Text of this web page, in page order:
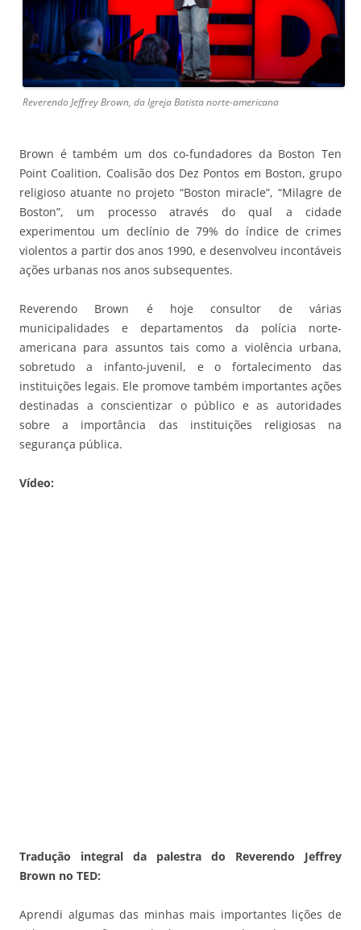
Reverendo Jeffrey Brown, da Igreja Batista norte-americana
Brown é também um dos co-fundadores da Boston Ten
Point Coalition, Coalisão dos Dez Pontos em Boston, grupo
religioso atuante no projeto “Boston miracle”, “Milagre de
Boston”, um processo através do qual a cidade
experimentou um declínio de 79% do índice de crimes
violentos a partir dos anos 1990, e desenvolveu incontáveis
ações urbanas nos anos subsequentes.
Reverendo Brown é hoje consultor de várias
municipalidades e departamentos da polícia norte-
americana para assuntos tais como a violência urbana,
sobretudo a infanto-juvenil, e o fortalecimento das
instituições legais. Ele promove também importantes ações
destinadas a conscientizar o público e as autoridades
sobre a importância das instituições religiosas na
segurança pública.
Vídeo:
Tradução integral da palestra do Reverendo Jeffrey
Brown no TED:
Aprendi algumas das minhas mais importantes lições de